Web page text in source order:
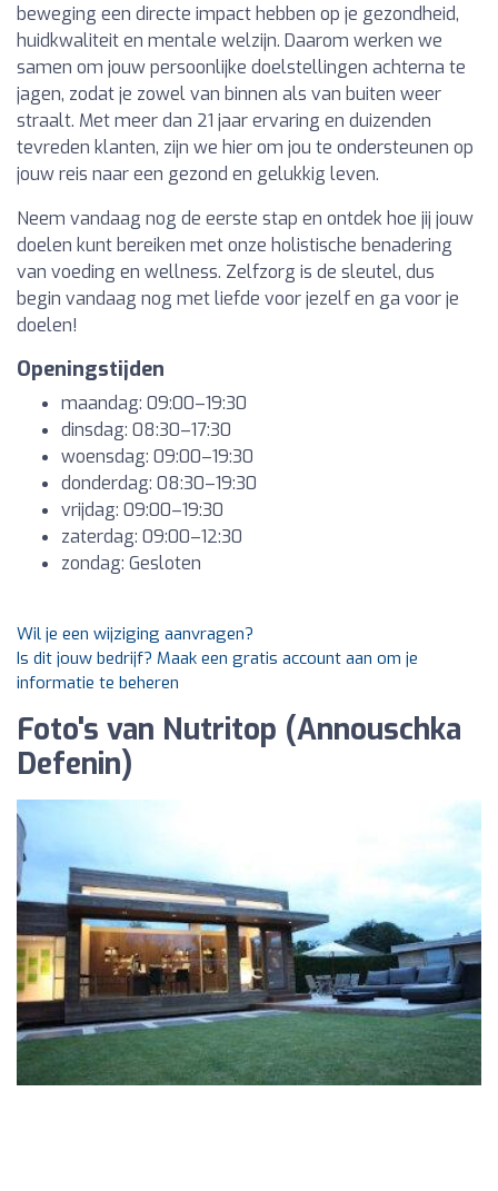
beweging een directe impact hebben op je gezondheid,
huidkwaliteit en mentale welzijn. Daarom werken we
samen om jouw persoonlijke doelstellingen achterna te
jagen, zodat je zowel van binnen als van buiten weer
straalt. Met meer dan 21 jaar ervaring en duizenden
tevreden klanten, zijn we hier om jou te ondersteunen op
jouw reis naar een gezond en gelukkig leven.
Neem vandaag nog de eerste stap en ontdek hoe jij jouw
doelen kunt bereiken met onze holistische benadering
van voeding en wellness. Zelfzorg is de sleutel, dus
begin vandaag nog met liefde voor jezelf en ga voor je
doelen!
Openingstijden
maandag: 09:00–19:30
dinsdag: 08:30–17:30
woensdag: 09:00–19:30
donderdag: 08:30–19:30
vrijdag: 09:00–19:30
zaterdag: 09:00–12:30
zondag: Gesloten
Wil je een wijziging aanvragen?
Is dit jouw bedrijf? Maak een gratis account aan om je
informatie te beheren
Foto's van Nutritop (Annouschka
Defenin)